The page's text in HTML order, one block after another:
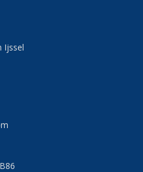
Ijssel